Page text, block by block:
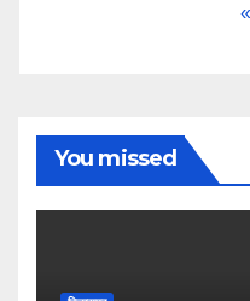
You missed